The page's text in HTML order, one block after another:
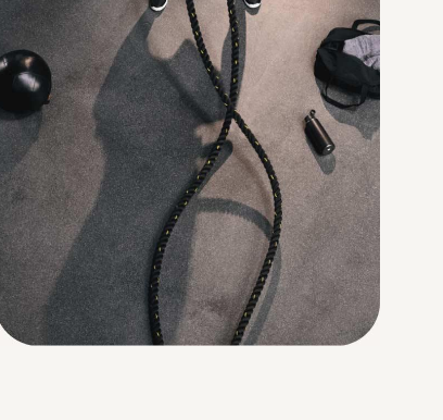
Ob Stadt oder Land in DE & AT:
Euer Team profitiert vom riesigen
Vor-Ort-Netzwerk sowie über
6.500 flexiblen Onlinekursen für
Bewegung, Ernährung &
Meditation.